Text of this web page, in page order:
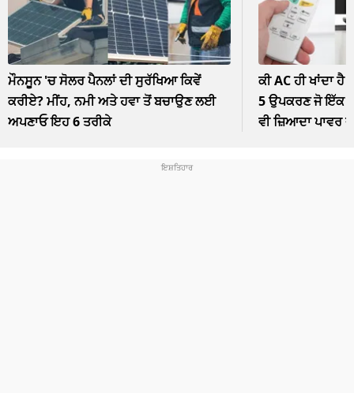
ਮੌਨਸੂਨ 'ਚ ਸੋਲਰ ਪੈਨਲਾਂ ਦੀ ਸੁਰੱਖਿਆ ਕਿਵੇਂ
ਕਰੀਏ? ਮੀਂਹ, ਨਮੀ ਅਤੇ ਹਵਾ ਤੋਂ ਬਚਾਉਣ ਲਈ
ਅਪਣਾਓ ਇਹ 6 ਤਰੀਕੇ
ਕੀ AC ਹੀ ਖਾਂਦਾ
5 ਉਪਕਰਣ ਜੋ ਇੱਕ
ਵੀ ਜ਼ਿਆਦਾ ਪਾਵਰ